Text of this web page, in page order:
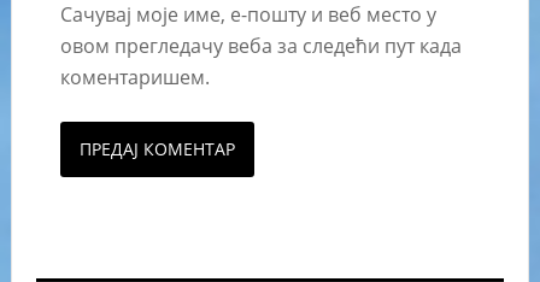
Сачувај моје име, е-пошту и веб место у
овом прегледачу веба за следећи пут када
коментаришем.